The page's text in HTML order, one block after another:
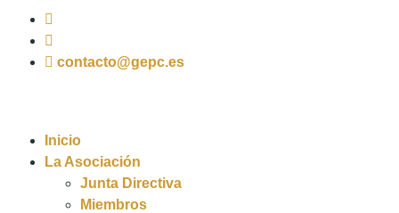
contacto@gepc.es
Inicio
La Asociación
Junta Directiva
Miembros